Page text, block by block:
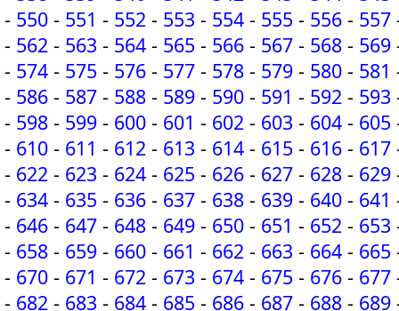
- 550 - 551 - 552 - 553 - 554 - 555 - 556 - 557
- 562 - 563 - 564 - 565 - 566 - 567 - 568 - 569
- 574 - 575 - 576 - 577 - 578 - 579 - 580 - 581
- 586 - 587 - 588 - 589 - 590 - 591 - 592 - 593
- 598 - 599 - 600 - 601 - 602 - 603 - 604 - 605
- 610 - 611 - 612 - 613 - 614 - 615 - 616 - 617
- 622 - 623 - 624 - 625 - 626 - 627 - 628 - 629
- 634 - 635 - 636 - 637 - 638 - 639 - 640 - 641
- 646 - 647 - 648 - 649 - 650 - 651 - 652 - 653
- 658 - 659 - 660 - 661 - 662 - 663 - 664 - 665
- 670 - 671 - 672 - 673 - 674 - 675 - 676 - 677
- 682 - 683 - 684 - 685 - 686 - 687 - 688 - 689